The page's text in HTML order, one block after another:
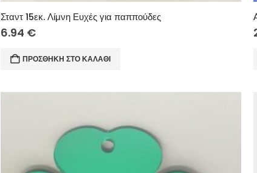
Σταντ 15εκ. Λίμνη Ευχές για παππούδες
6.94 €
ΠΡΟΣΘΉΚΗ ΣΤΟ ΚΑΛΆΘΙ